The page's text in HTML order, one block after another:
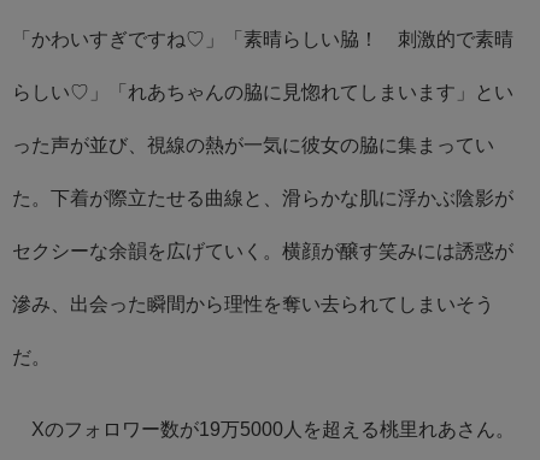
「かわいすぎですね♡」「素晴らしい脇！ 刺激的で素晴
らしい♡」「れあちゃんの脇に見惚れてしまいます」とい
った声が並び、視線の熱が一気に彼女の脇に集まってい
た。下着が際立たせる曲線と、滑らかな肌に浮かぶ陰影が
セクシーな余韻を広げていく。横顔が醸す笑みには誘惑が
滲み、出会った瞬間から理性を奪い去られてしまいそう
だ。
Xのフォロワー数が19万5000人を超える桃里れあさん。